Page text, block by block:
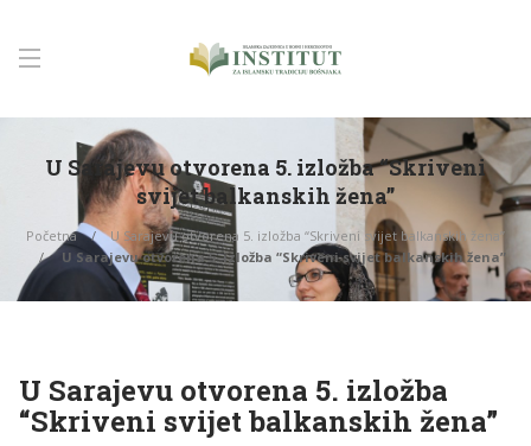
U Sarajevu otvorena 5. izložba “Skriveni
svijet balkanskih žena”
Početna
U Sarajevu otvorena 5. izložba “Skriveni svijet balkanskih žena”
U Sarajevu otvorena 5. izložba “Skriveni svijet balkanskih žena”
U Sarajevu otvorena 5. izložba
“Skriveni svijet balkanskih žena”